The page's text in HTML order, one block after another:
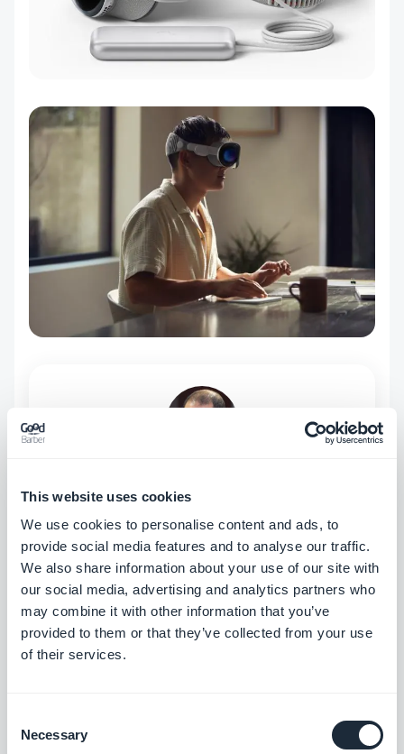
This website uses cookies
We use cookies to personalise content and ads, to
provide social media features and to analyse our traffic.
We also share information about your use of our site with
our social media, advertising and analytics partners who
may combine it with other information that you’ve
provided to them or that they’ve collected from your use
of their services.
Selection
Necessary
Jerome Granados
Soy CMO y socio de GoodBarber. A través de
este blog, comparto consejos prácticos para
ayudarte a sacar el máximo partido a
GoodBarber, análisis sobre las tendencias que
están transformando el mundo móvil y el no-
code, así como algunas reflexiones sobre el
quieras compartir, conversemos en los
Scopri di più